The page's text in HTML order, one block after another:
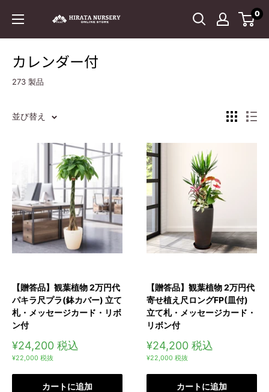
テ
ー
セ
ー
0
カレンダー付
273 製品
並び替え
【贈答品】観葉植物 2万円代
パキラ尺プラ(鉢カバー) 立て
札・メッセージカード・リボ
ン付
販
売
格
¥24,200 税込
¥22,000 税抜
カートに追加
【贈答品】観葉植物 2万円代
寄せ植え尺ロングFP(皿付)
立て札・メッセージカード・
リボン付
販
売
格
¥24,200 税込
¥22,000 税抜
カートに追加